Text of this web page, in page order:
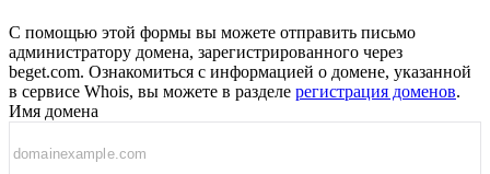
С помощью этой формы вы можете отправить письмо
администратору домена, зарегистрированного через
beget.com. Ознакомиться с информацией о домене, указанной
в сервисе Whois, вы можете в разделе регистрация доменов.
Имя домена